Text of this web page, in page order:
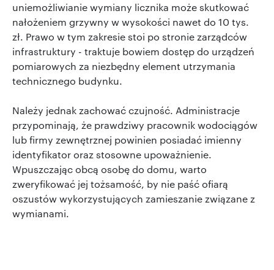
uniemożliwianie wymiany licznika może skutkować
nałożeniem grzywny w wysokości nawet do 10 tys.
zł. Prawo w tym zakresie stoi po stronie zarządców
infrastruktury - traktuje bowiem dostęp do urządzeń
pomiarowych za niezbędny element utrzymania
technicznego budynku.
Należy jednak zachować czujność. Administracje
przypominają, że prawdziwy pracownik wodociągów
lub firmy zewnętrznej powinien posiadać imienny
identyfikator oraz stosowne upoważnienie.
Wpuszczając obcą osobę do domu, warto
zweryfikować jej tożsamość, by nie paść ofiarą
oszustów wykorzystujących zamieszanie związane z
wymianami.